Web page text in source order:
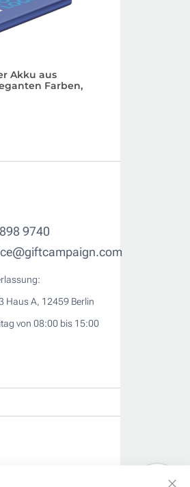
Akku aus
Farben,
9740
Haus A, 12459 Berlin
von 08:00 bis 15:00